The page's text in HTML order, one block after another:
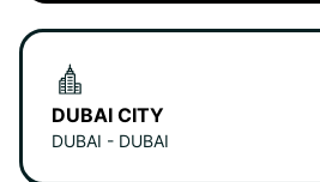
DUBAI CITY
DUBAI - DUBAI